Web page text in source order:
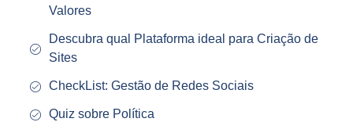
Valores
Descubra qual Plataforma ideal para Criação de
Sites
CheckList: Gestão de Redes Sociais
Quiz sobre Política